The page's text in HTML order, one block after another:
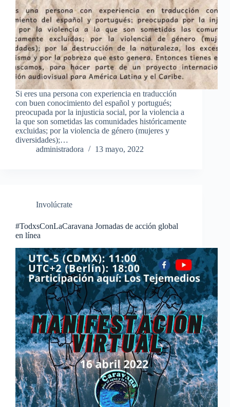
Si eres una persona con experiencia en traducción
con buen conocimiento del español y portugués;
preocupada por la injusticia social, por la violencia a
la que son sometidas las comunidades históricamente
excluidas; por la violencia de género (mujeres y
diversidades);…
administradora
13 mayo, 2022
Involúcrate
#TodxsConLaCaravana Jornadas de acción global
en línea